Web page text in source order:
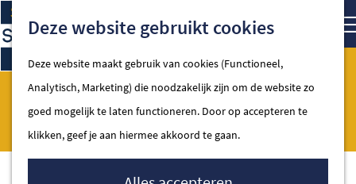
Deze website gebruikt cookies
Deze website maakt gebruik van cookies (Functioneel,
Analytisch, Marketing) die noodzakelijk zijn om de website zo
goed mogelijk te laten functioneren. Door op accepteren te
klikken, geef je aan hiermee akkoord te gaan.
Ga
naar
homepage
Spakenburg 5. Lara Annina